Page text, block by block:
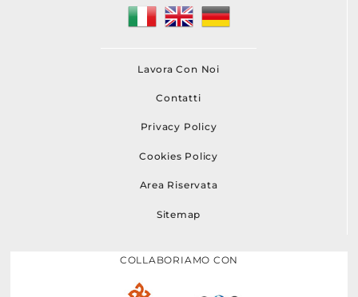
Lavora Con Noi
Contatti
Privacy Policy
Cookies Policy
Area Riservata
Sitemap
COLLABORIAMO CON